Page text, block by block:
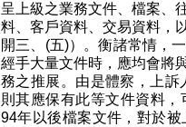
呈上級之業務文件、檔案、
料、客戶資料、交易資料，
開三、(五)）。衡諸常情，
經手大量文件時，應均會將
務之推展。由是體察，上訴
則其應保有此等文件資料
94年以後檔案文件，對於